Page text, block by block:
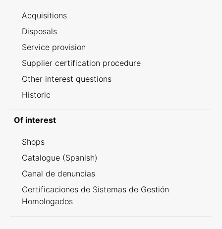
Acquisitions
Disposals
Service provision
Supplier certification procedure
Other interest questions
Historic
Of interest
Shops
Catalogue (Spanish)
Canal de denuncias
Certificaciones de Sistemas de Gestión
Homologados